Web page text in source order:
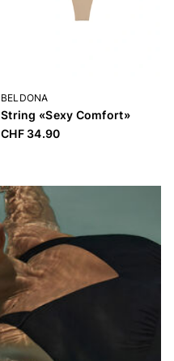
BELDONA
String «Sexy Comfort»
CHF 34.90